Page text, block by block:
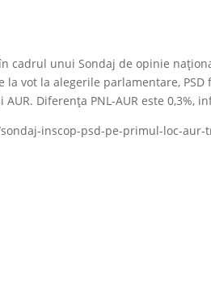
cadrul unui Sondaj de opinie
vot la alegerile parlamentare,
Diferenţa PNL-AUR este 0,3%,
inscop-psd-pe-primul-loc-aur-